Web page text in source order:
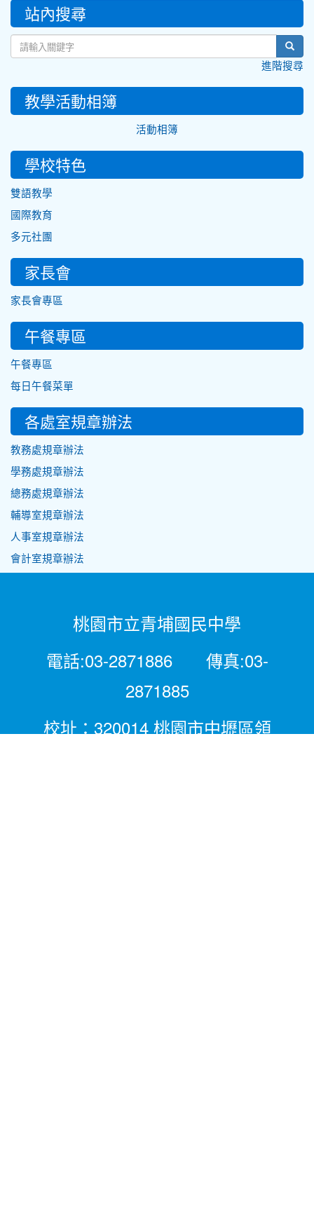
::: 站內搜尋
進階搜尋
教學活動相簿
活動相簿
學校特色
雙語教學
國際教育
多元社團
家長會
家長會專區
午餐專區
午餐專區
每日午餐菜單
各處室規章辦法
教務處規章辦法
學務處規章辦法
總務處規章辦法
輔導室規章辦法
人事室規章辦法
會計室規章辦法
桃園市立青埔國民中學
電話:03-2871886 傳真:03-
2871885
校址：320014 桃園市中壢區領